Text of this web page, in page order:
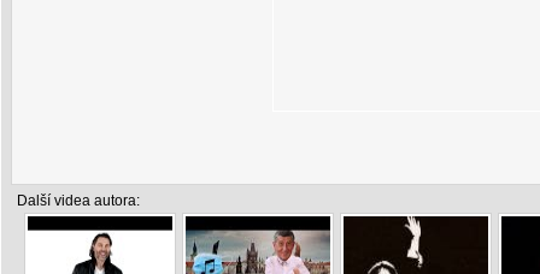
Další videa autora: